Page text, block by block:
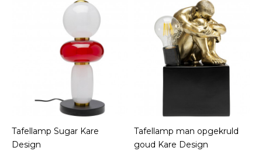
Tafellamp Sugar Kare
Design
Tafellamp man opgekruld
goud Kare Design